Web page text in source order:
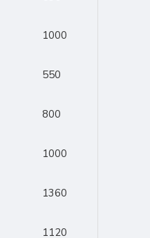
1000
550
800
1000
1360
1120